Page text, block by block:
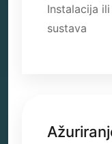
Instalacija
sustava